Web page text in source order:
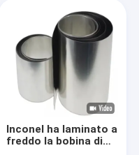
Inconel ha laminato a
freddo la bobina di